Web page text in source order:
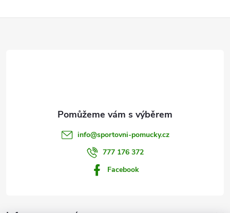
info@sportovni-pomucky.cz
777 176 372
Facebook